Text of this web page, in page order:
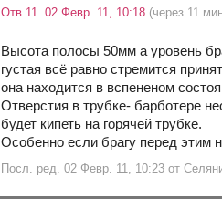
Отв.11 02 Февр. 11, 10:18 (через 11
Высота полосы 50мм а уровень
густая всё равно стремится
она находится в вспененом
Отверстия в трубке- барботере
будет кипеть на горячей трубке.
Особенно если брагу перед этим
Посл. ред. 02 Февр. 11, 10:23 от